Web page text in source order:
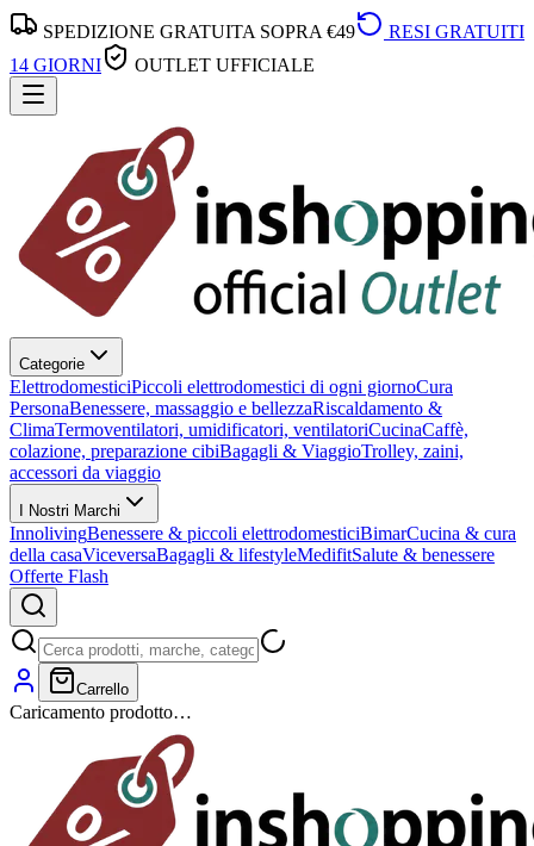
SPEDIZIONE GRATUITA SOPRA €49
RESI GRATUITI
14 GIORNI
OUTLET UFFICIALE
Categorie
ElettrodomesticiPiccoli elettrodomestici di ogni giornoCura
PersonaBenessere, massaggio e bellezzaRiscaldamento &
ClimaTermoventilatori, umidificatori, ventilatoriCucinaCaffè,
colazione, preparazione cibiBagagli & ViaggioTrolley, zaini,
accessori da viaggio
I Nostri Marchi
InnolivingBenessere & piccoli elettrodomesticiBimarCucina & cura
della casaViceversaBagagli & lifestyleMedifitSalute & benessere
Offerte Flash
Carrello
Caricamento prodotto…